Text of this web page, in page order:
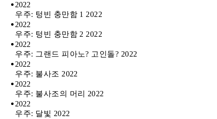
2022
우주: 텅빈 충만함 1 2022
2022
우주: 텅빈 충만함 2 2022
2022
우주: 그랜드 피아노? 고인돌? 2022
2022
우주: 불사조 2022
2022
우주: 불사조의 머리 2022
2022
우주: 달빛 2022